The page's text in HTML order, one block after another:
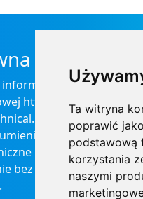
Ta witryna
poprawić
podstawową
korzystania
naszymi
zamieszczone
https://informator-
nie stanowią
prawa, ponadto
i pozostałe
bez podania przyczyny i